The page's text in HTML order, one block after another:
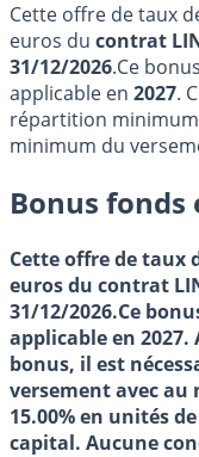
Cette offre de taux
euros du contrat
31/12/2026.Ce
applicable en 2027.
répartition
minimum du
Bonus fonds
Cette offre de taux
euros du contrat
31/12/2026.Ce
applicable en 2027.
bonus, il est
versement avecau
15.00% en unités
capital. Aucune